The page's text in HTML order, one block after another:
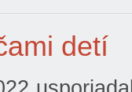
detí